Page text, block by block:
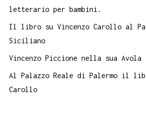
letterario per bambini.
Il libro su Vincenzo Carollo al
Siciliano
Vincenzo Piccione nella sua Avola
Al Palazzo Reale di Palermo il
Carollo